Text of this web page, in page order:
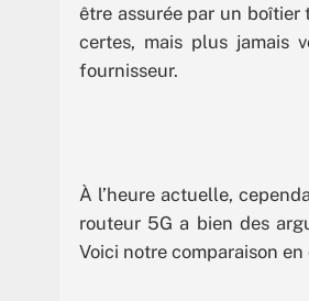
être assurée par un boîtier
certes, mais plus jamais
fournisseur.
À l’heure actuelle,
routeur 5G a bien des
Voici notre comparaison en